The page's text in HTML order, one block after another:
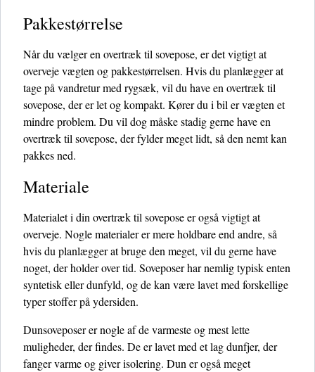
Pakkestørrelse
Når du vælger en overtræk til sovepose, er det vigtigt at
overveje vægten og pakkestørrelsen. Hvis du planlægger at
tage på vandretur med rygsæk, vil du have en overtræk til
sovepose, der er let og kompakt. Kører du i bil er vægten et
mindre problem. Du vil dog måske stadig gerne have en
overtræk til sovepose, der fylder meget lidt, så den nemt kan
pakkes ned.
Materiale
Materialet i din overtræk til sovepose er også vigtigt at
overveje. Nogle materialer er mere holdbare end andre, så
hvis du planlægger at bruge den meget, vil du gerne have
noget, der holder over tid. Soveposer har nemlig typisk enten
syntetisk eller dunfyld, og de kan være lavet med forskellige
typer stoffer på ydersiden.
Dunsoveposer er nogle af de varmeste og mest lette
muligheder, der findes. De er lavet med et lag dunfjer, der
fanger varme og giver isolering. Dun er også meget